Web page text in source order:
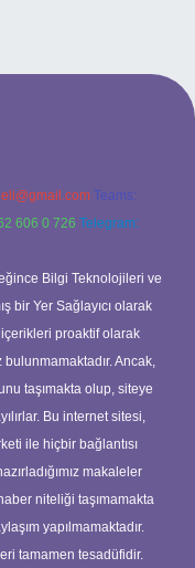
Teams:
606 0 726 Telegram:
Bilgi Teknolojileri ve
bir Yer Sağlayıcı olarak
proaktif olarak
Ancak,
taşımakta olup, siteye
Bu internet sitesi,
ile hiçbir bağlantısı
makaleler
niteliği taşımamakta
yapılmamaktadır.
tamamen tesadüfidir.